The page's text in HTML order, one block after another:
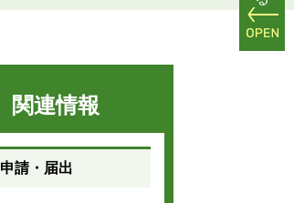
関連情報
申請・届出